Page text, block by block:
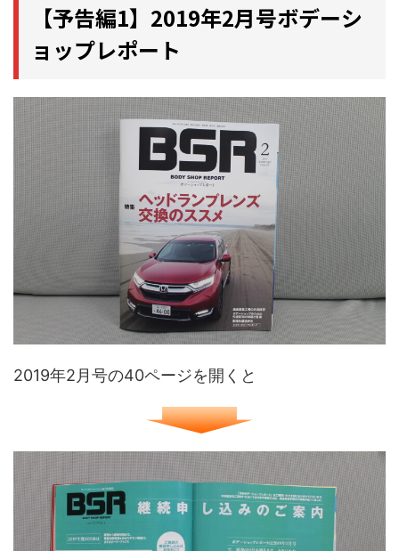
【予告編1】2019年2月号ボデーシ
ョップレポート
2019年2月号の40ページを開くと